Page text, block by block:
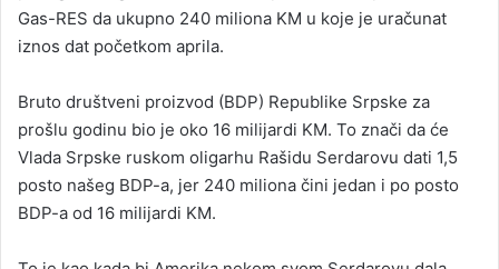
Gas-RES da ukupno 240 miliona KM u koje je uračunat
iznos dat početkom aprila.
Bruto društveni proizvod (BDP) Republike Srpske za
prošlu godinu bio je oko 16 milijardi KM. To znači da će
Vlada Srpske ruskom oligarhu Rašidu Serdarovu dati 1,5
posto našeg BDP-a, jer 240 miliona čini jedan i po posto
BDP-a od 16 milijardi KM.